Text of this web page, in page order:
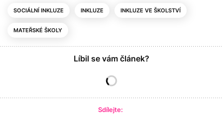
SOCIÁLNÍ INKLUZE INKLUZE INKLUZE VE ŠKOLSTVÍ
MATEŘSKÉ ŠKOLY
Líbil se vám článek?
Sdílejte: